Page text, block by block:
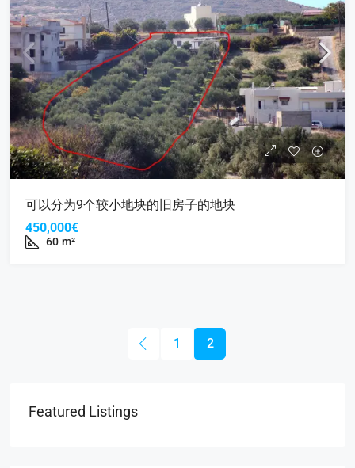
可以分为9个较小地块的旧房子的地块
450,000€
60 m²
1 2
Featured Listings